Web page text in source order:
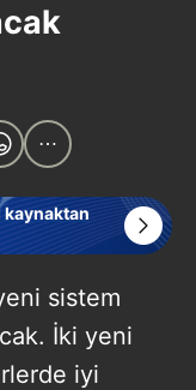
kaynaktan
sistem
İki yeni
iyi